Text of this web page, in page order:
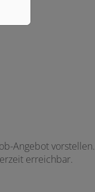
Angebot vorstellen.
erreichbar.